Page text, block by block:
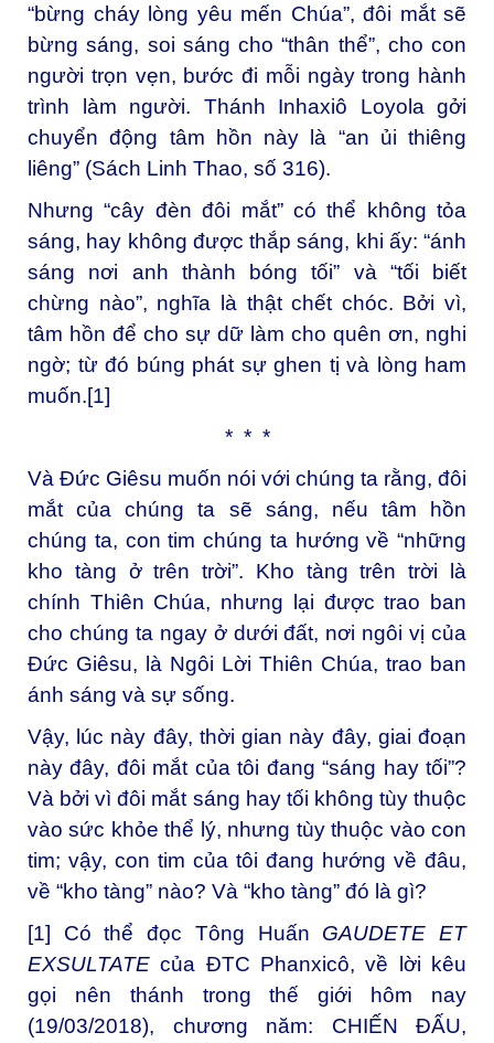
“bừng cháy lòng yêu mến Chúa”, đôi mắt sẽ
bừng sáng, soi sáng cho “thân thể”, cho con
người trọn vẹn, bước đi mỗi ngày trong hành
trình làm người. Thánh Inhaxiô Loyola gởi
chuyển động tâm hồn này là “an ủi thiêng
liêng” (Sách Linh Thao, số 316).
Nhưng “cây đèn đôi mắt” có thể không tỏa
sáng, hay không được thắp sáng, khi ấy: “ánh
sáng nơi anh thành bóng tối” và “tối biết
chừng nào”, nghĩa là thật chết chóc. Bởi vì,
tâm hồn để cho sự dữ làm cho quên ơn, nghi
ngờ; từ đó búng phát sự ghen tị và lòng ham
muốn.[1]
* * *
Và Đức Giêsu muốn nói với chúng ta rằng, đôi
mắt của chúng ta sẽ sáng, nếu tâm hồn
chúng ta, con tim chúng ta hướng về “những
kho tàng ở trên trời”. Kho tàng trên trời là
chính Thiên Chúa, nhưng lại được trao ban
cho chúng ta ngay ở dưới đất, nơi ngôi vị của
Đức Giêsu, là Ngôi Lời Thiên Chúa, trao ban
ánh sáng và sự sống.
Vậy, lúc này đây, thời gian này đây, giai đoạn
này đây, đôi mắt của tôi đang “sáng hay tối”?
Và bởi vì đôi mắt sáng hay tối không tùy thuộc
vào sức khỏe thể lý, nhưng tùy thuộc vào con
tim; vậy, con tim của tôi đang hướng về đâu,
về “kho tàng” nào? Và “kho tàng” đó là gì?
[1] Có thể đọc Tông Huấn GAUDETE ET
EXSULTATE của ĐTC Phanxicô, về lời kêu
gọi nên thánh trong thế giới hôm nay
(19/03/2018), chương năm: CHIẾN ĐẤU,